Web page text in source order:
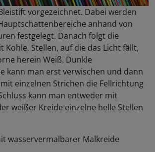
vorgezeichnet. Dabei werden
anhand von
festgelegt. Danach folgt die
Kohle. Stellen, auf die das Licht fällt,
herein Weiß. Dunkle
kann man erst verwischen und dann
einzelnen Strichen die Fellrichtung
kann man entweder mit
weißer Kreide einzelne helle Stellen
wasservermalbarer Malkreide